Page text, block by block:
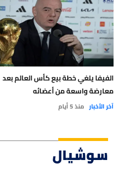
الفيفا يلغي خطة بيع كأس العالم بعد
معارضة واسعة من أعضائه
آخر الأخبار منذ 5 أيام
سوشيال